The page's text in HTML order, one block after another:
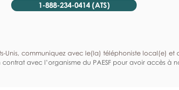
1-888-234-0414 (ATS)
Unis, communiquez avec le(la) téléphoniste local(e) et
avec l’organisme du PAESF pour avoir accès à